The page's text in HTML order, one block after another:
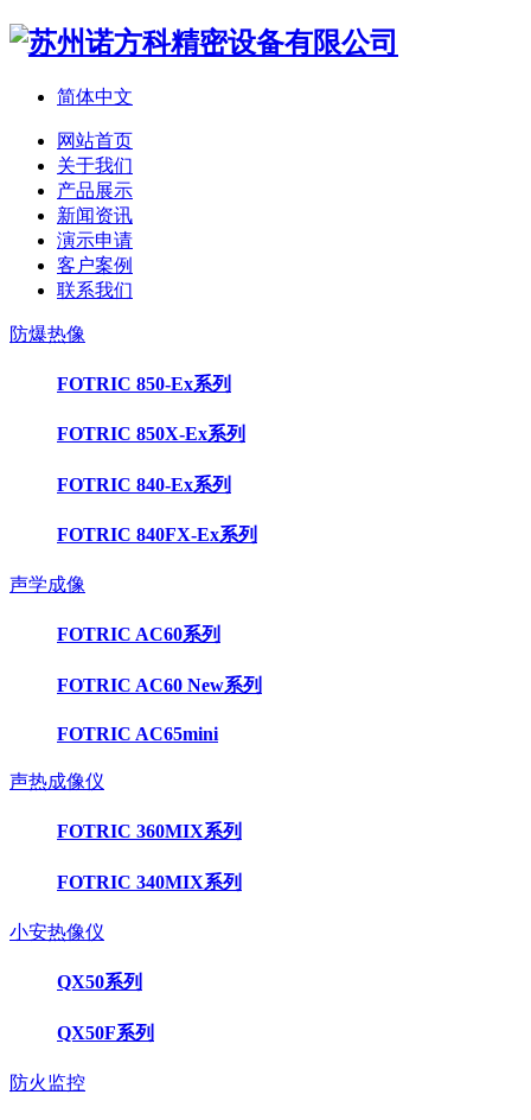
简体中文
网站首页
关于我们
产品展示
新闻资讯
演示申请
客户案例
联系我们
防爆热像
FOTRIC 850-Ex系列
FOTRIC 850X-Ex系列
FOTRIC 840-Ex系列
FOTRIC 840FX-Ex系列
声学成像
FOTRIC AC60系列
FOTRIC AC60 New系列
FOTRIC AC65mini
声热成像仪
FOTRIC 360MIX系列
FOTRIC 340MIX系列
小安热像仪
QX50系列
QX50F系列
防火监控